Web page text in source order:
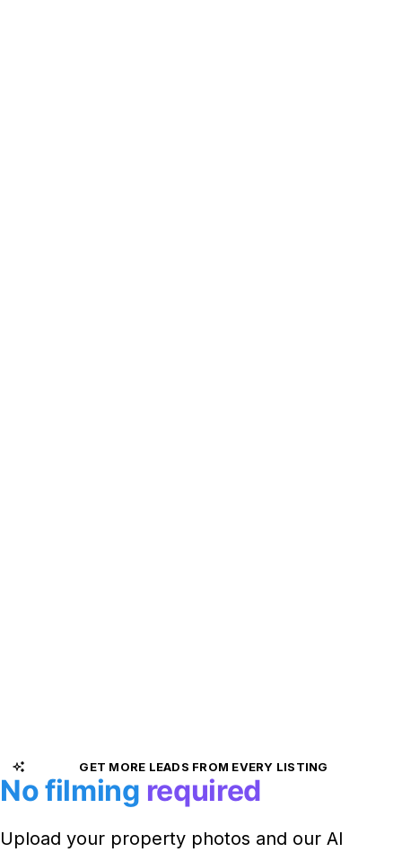
GET MORE LEADS FROM EVERY LISTING
No filming required
Upload your property photos and our AI